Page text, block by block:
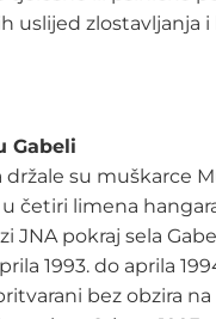
uslijed zlostavljanja i
Gabeli
držale su muškarce
četiri limena
JNA pokraj sela
1993. do aprila
bez obzira